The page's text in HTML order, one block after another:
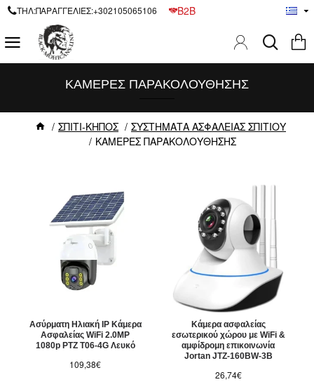
ΤΗΛ:ΠΑΡΑΓΓΕΛΙΕΣ:+302105065106 B2B
ΣΠΙΤΙ-ΚΗΠΟΣ
ΣΥΣΤΗΜΑΤΑ ΑΣΦΑΛΕΙΑΣ ΣΠΙΤΙΟΥ
ΚΑΜΕΡΕΣ ΠΑΡΑΚΟΛΟΥΘΗΣΗΣ
ΚΑΜΕΡΕΣ ΠΑΡΑΚΟΛΟΥΘΗΣΗΣ
Ασύρματη Ηλιακή IP Κάμερα
Ασφαλείας WiFi 2.0MP
1080p PTZ T06-4G Λευκό
109,38€
Κάμερα ασφαλείας
εσωτερικού χώρου με WiFi &
αμφίδρομη επικοινωνία
Jortan JTZ-160BW-3B
26,74€